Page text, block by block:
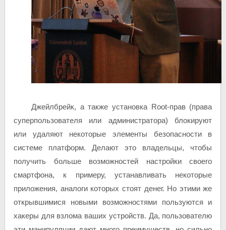
Джейлбрейк, а также установка Root-прав (права
суперпользователя или администратора) блокируют
или удаляют некоторые элементы безопасности в
системе платформ. Делают это владельцы, чтобы
получить больше возможностей настройки своего
смартфона, к примеру, устанавливать некоторые
приложения, аналоги которых стоят денег. Но этими же
открывшимися новыми возможностями пользуются и
хакеры для взлома ваших устройств. Да, пользователю